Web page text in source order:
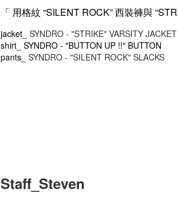
「 用格紋 “SILENT ROCK” 西裝褲與
jacket_ SYNDRO - "STRIKE" VARSITY JACKET
shirt_ SYNDRO - "BUTTON UP !!" BUTTON
pants_ SYNDRO - "SILENT ROCK" SLACKS
Staff_Steven